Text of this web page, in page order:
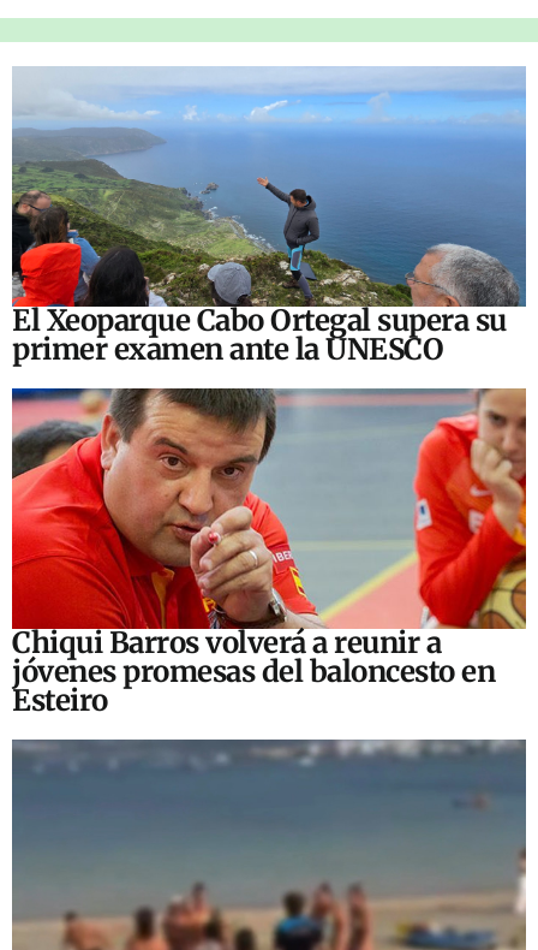
El Xeoparque Cabo Ortegal supera su
primer examen ante la UNESCO
Chiqui Barros volverá a reunir a
jóvenes promesas del baloncesto en
Esteiro